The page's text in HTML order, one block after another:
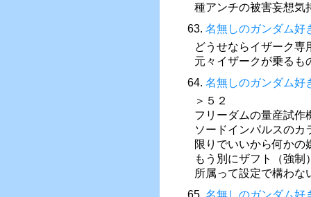
種アンチの被害妄想気
63. 名無しのガンダム好
どうせならイザーク専
元々イザークが乗る
64. 名無しのガンダム好
＞５２
フリーダムの量産試作
ソードインパルスのカ
限りでいいから何か
もう別にザフト（強
所属って設定で構わな
65. 名無しのガンダム好